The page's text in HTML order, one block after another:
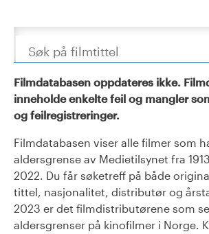
Søk
Filmdatabasen oppdateres ikke.
inneholde enkelte feil og mangler
og feilregistreringer.
Filmdatabasen viser alle filmer som
aldersgrense av Medietilsynet fra
2022. Du får søketreff på både
tittel, nasjonalitet, distributør og
2023 er det filmdistributørene som
aldersgrenser på kinofilmer i Norge.